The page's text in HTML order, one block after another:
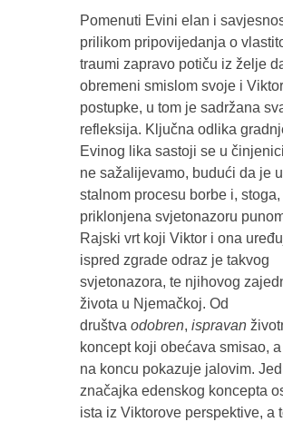
Pomenuti Evini elan i
prilikom pripovijedanja o
traumi zapravo potiču iz želje
obremeni smislom svoje i
postupke, u tom je sadržana
refleksija. Ključna odlika
Evinog lika sastoji se u
ne sažalijevamo, budući da je u
stalnom procesu borbe i, stoga,
priklonjena svjetonazoru
Rajski vrt koji Viktor i ona
ispred zgrade odraz je takvog
svjetonazora, te njihovog
života u Njemačkoj. Od
društva odobren, ispravan
koncept koji obećava smisao,
na koncu pokazuje jalovim.
značajka edenskog koncepta
ista iz Viktorove perspektive, a